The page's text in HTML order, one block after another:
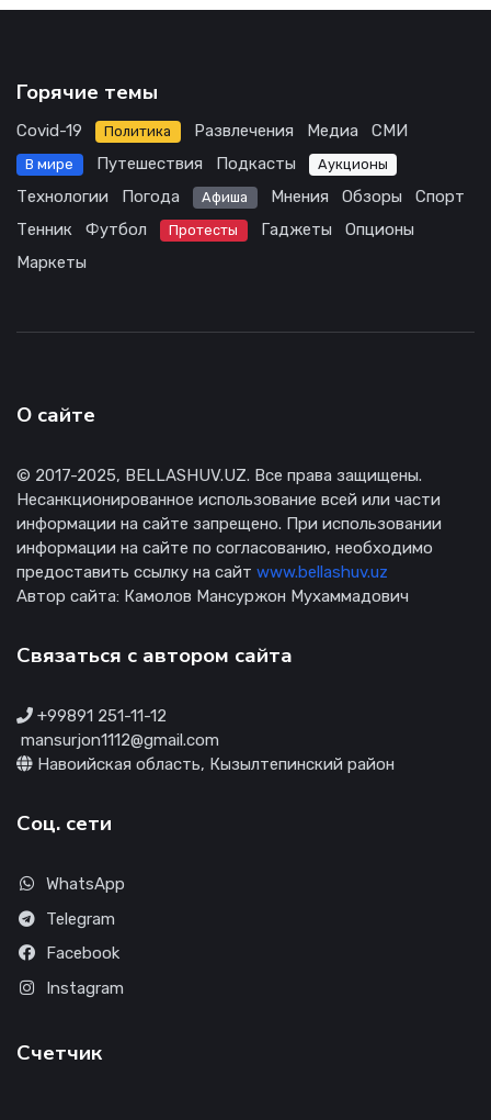
Горячие темы
Covid-19 Политика Развлечения Медиа СМИ
В мире Путешествия Подкасты Аукционы
Технологии Погода Афиша Мнения Обзоры
Спорт
Тенник
Футбол Протесты Гаджеты
Опционы
Маркеты
О сайте
© 2017-2025, BELLASHUV.UZ. Все права защищены.
Несанкционированное использование всей или части
информации на сайте запрещено. При использовании
информации на сайте по согласованию, необходимо
предоставить ссылку на сайт www.bellashuv.uz
Автор сайта: Камолов Мансуржон Мухаммадович
Связаться с автором сайта
+99891 251-11-12
mansurjon1112@gmail.com
Навоийская область, Кызылтепинский район
Соц. сети
WhatsApp
Telegram
Facebook
Instagram
Счетчик